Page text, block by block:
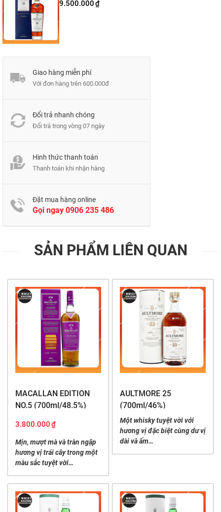
9.500.000₫
Giao hàng miễn phí
Với đơn hàng trên 600.000đ
Đổi trả nhanh chóng
Đổi trả trong vòng 07 ngày
Hình thức thanh toán
Thanh toán khi nhận hàng
Đặt mua hàng online
Gọi ngay 0906 235 486
SẢN PHẨM LIÊN QUAN
MACALLAN EDITION
NO.5 (700ml/48.5%)
3.800.000₫
Mịn, mượt mà và tràn ngập
hương vị trái cây trong một
màu sắc tuyệt vời…
AULTMORE 25
(700ml/46%)
Một whisky tuyệt vời với
hương vị đặc biệt cùng dư vị
dài và ấm…